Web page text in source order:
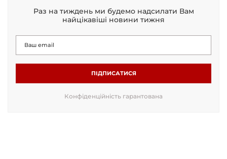
Раз на тиждень ми будемо надсилати Вам
найцікавіші новини тижня
ПІДПИСАТИСЯ
Конфіденційність гарантована